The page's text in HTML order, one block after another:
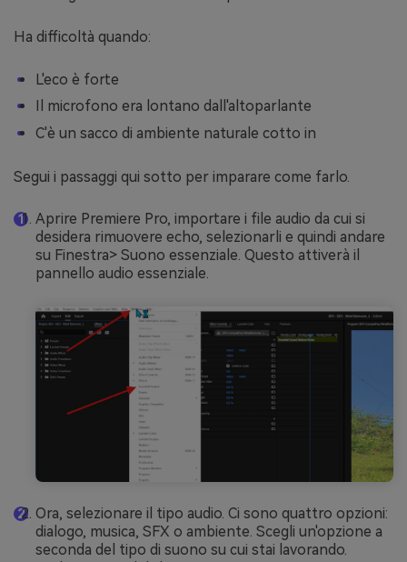
Ha difficoltà quando:
L'eco è forte
Il microfono era lontano dall'altoparlante
C'è un sacco di ambiente naturale cotto in
Segui i passaggi qui sotto per imparare come farlo.
Aprire Premiere Pro, importare i file audio da cui si
desidera rimuovere echo, selezionarli e quindi andare
su Finestra> Suono essenziale. Questo attiverà il
pannello audio essenziale.
Ora, selezionare il tipo audio. Ci sono quattro opzioni:
dialogo, musica, SFX o ambiente. Scegli un'opzione a
seconda del tipo di suono su cui stai lavorando.